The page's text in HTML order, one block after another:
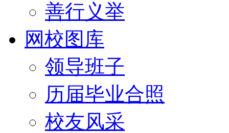
善行义举
网校图库
领导班子
历届毕业合照
校友风采